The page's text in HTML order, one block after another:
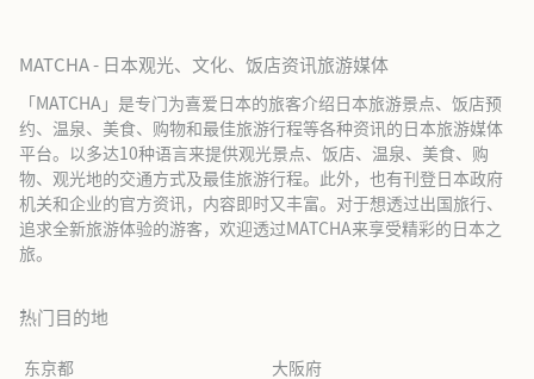
MATCHA - 日本观光、文化、饭店资讯旅游媒体
「MATCHA」是专门为喜爱日本的旅客介绍日本旅游景点、饭店预
约、温泉、美食、购物和最佳旅游行程等各种资讯的日本旅游媒体
平台。以多达10种语言来提供观光景点、饭店、温泉、美食、购
物、观光地的交通方式及最佳旅游行程。此外，也有刊登日本政府
机关和企业的官方资讯，内容即时又丰富。对于想透过出国旅行、
追求全新旅游体验的游客，欢迎透过MATCHA来享受精彩的日本之
旅。
热门目的地
东京都 大阪府